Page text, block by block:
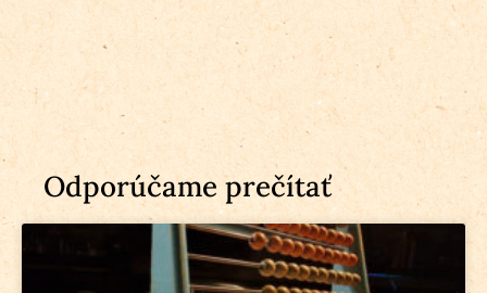
Odporúčame prečítať